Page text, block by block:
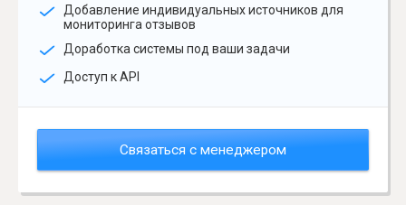
Добавление индивидуальных источников для
мониторинга отзывов
Доработка системы под ваши задачи
Доступ к API
Связаться с менеджером